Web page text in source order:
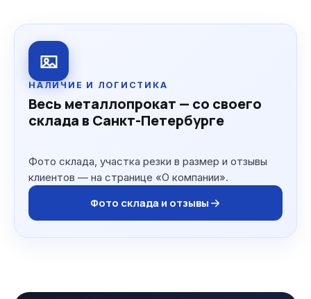
НАЛИЧИЕ И ЛОГИСТИКА
Весь металлопрокат — со своего
склада в Санкт-Петербурге
Фото склада, участка резки в размер и отзывы
клиентов — на странице «О компании».
Фото склада и отзывы